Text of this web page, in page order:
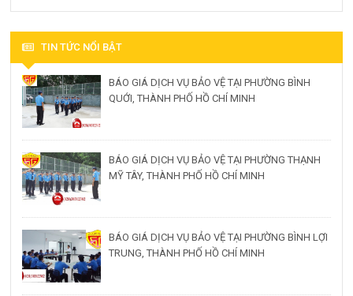
TIN TỨC NỔI BẬT
BÁO GIÁ DỊCH VỤ BẢO VỆ TẠI PHƯỜNG BÌNH
QUỚI, THÀNH PHỐ HỒ CHÍ MINH
BÁO GIÁ DỊCH VỤ BẢO VỆ TẠI PHƯỜNG THẠNH
MỸ TÂY, THÀNH PHỐ HỒ CHÍ MINH
BÁO GIÁ DỊCH VỤ BẢO VỆ TẠI PHƯỜNG BÌNH LỢI
TRUNG, THÀNH PHỐ HỒ CHÍ MINH